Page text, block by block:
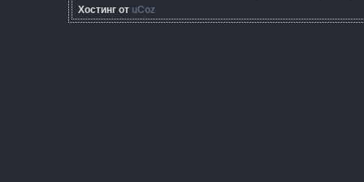
Хостинг от uCoz